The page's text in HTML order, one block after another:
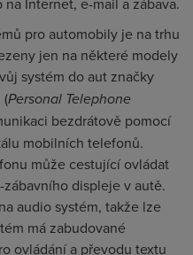
pro automobily je na trhu
jen na některé modely
systém do aut značky
(Personal Telephone
bezdrátově pomocí
mobilních telefonů.
může cestující ovládat
displeje v autě.
audio systém, takže lze
má zabudované
ovládání a převodu textu